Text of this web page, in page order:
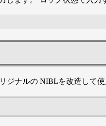
ジナルの NIBLを改造して使